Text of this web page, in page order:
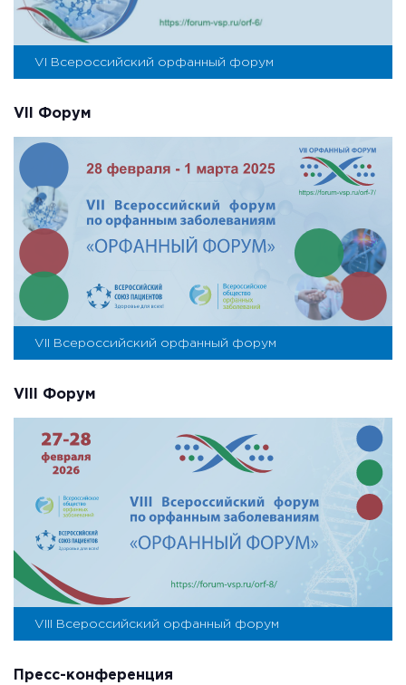
VI Всероссийский орфанный форум
VII Форум
VII Всероссийский орфанный форум
VIII Форум
VIII Всероссийский орфанный форум
Пресс-конференция